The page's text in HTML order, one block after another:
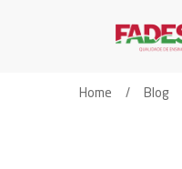
Home Blog